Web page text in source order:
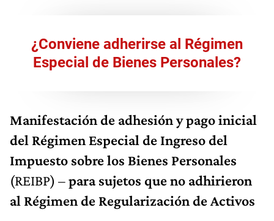
¿Conviene adherirse al Régimen
Especial de Bienes Personales?
Manifestación de adhesión y pago inicial
del Régimen Especial de Ingreso del
Impuesto sobre los Bienes Personales
(REIBP) –para sujetos que no adhirieron
al Régimen de Regularización de Activos